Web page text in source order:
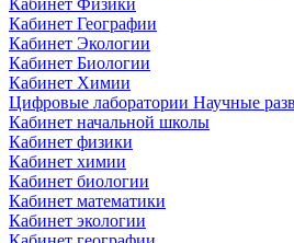
Кабинет Физики
Кабинет Географии
Кабинет Экологии
Кабинет Биологии
Кабинет Химии
Цифровые лаборатории Научные
Кабинет начальной школы
Кабинет физики
Кабинет химии
Кабинет биологии
Кабинет математики
Кабинет экологии